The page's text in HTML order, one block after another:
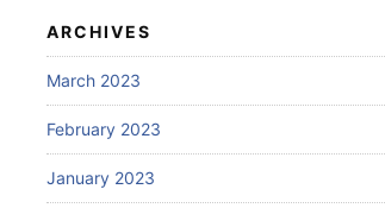
ARCHIVES
March 2023
February 2023
January 2023